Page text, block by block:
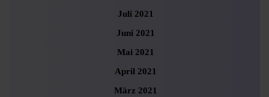
Juli 2021
Juni 2021
Mai 2021
April 2021
März 2021